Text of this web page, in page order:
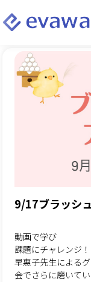
9/17ブラッシ
動画で学び
課題にチャレンジ！
早惠子先生による
会でさらに磨いて